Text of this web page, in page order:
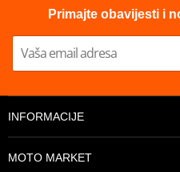
Primajte obavijesti i
INFORMACIJE
MOTO MARKET